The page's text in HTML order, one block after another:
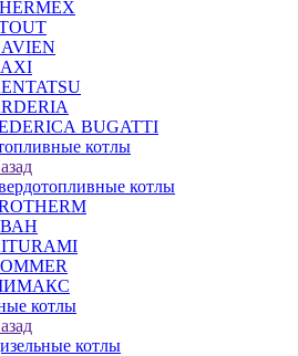
BUGATTI
котлы
котлы
котлы
котлы